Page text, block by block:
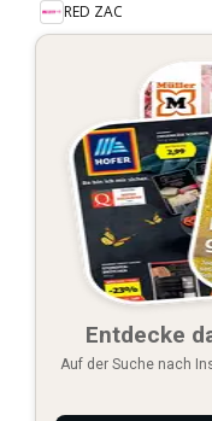
RED ZAC
Entdecke
Auf der Suche nach